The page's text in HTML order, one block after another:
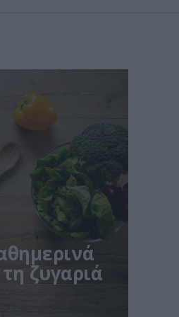
ζυγαριά